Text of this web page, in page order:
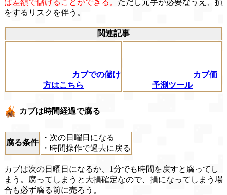
ば差額で儲けることができる。 ただし元手が必要なうえ、損
をするリスクを伴う。
関連記事
カブでの儲け
方はこちら
カブ価
予測ツール
カブは時間経過で腐る
腐る条件
・次の日曜日になる
・時間操作で過去に戻る
カブは次の日曜日になるか、1分でも時間を戻すと腐ってし
まう。腐ってしまうと大損確定なので、損になってしまう場
合も必ず腐る前に売ろう。